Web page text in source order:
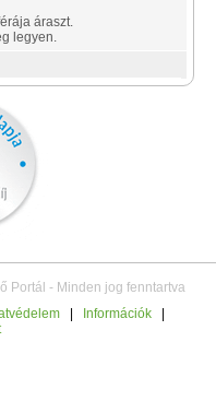
áraszt.
legyen.
Portál - Minden jog fenntartva
Információk